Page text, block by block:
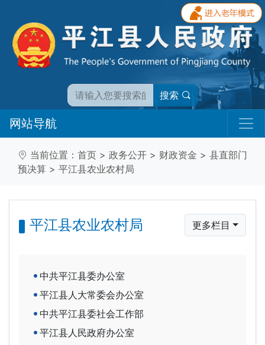
搜索
网站导航
当前位置： 首页 > 政务公开 > 财政资金 > 县直部门
预决算 > 平江县农业农村局
平江县农业农村局 更多栏目
中共平江县委办公室
平江县人大常委会办公室
中共平江县委社会工作部
平江县人民政府办公室